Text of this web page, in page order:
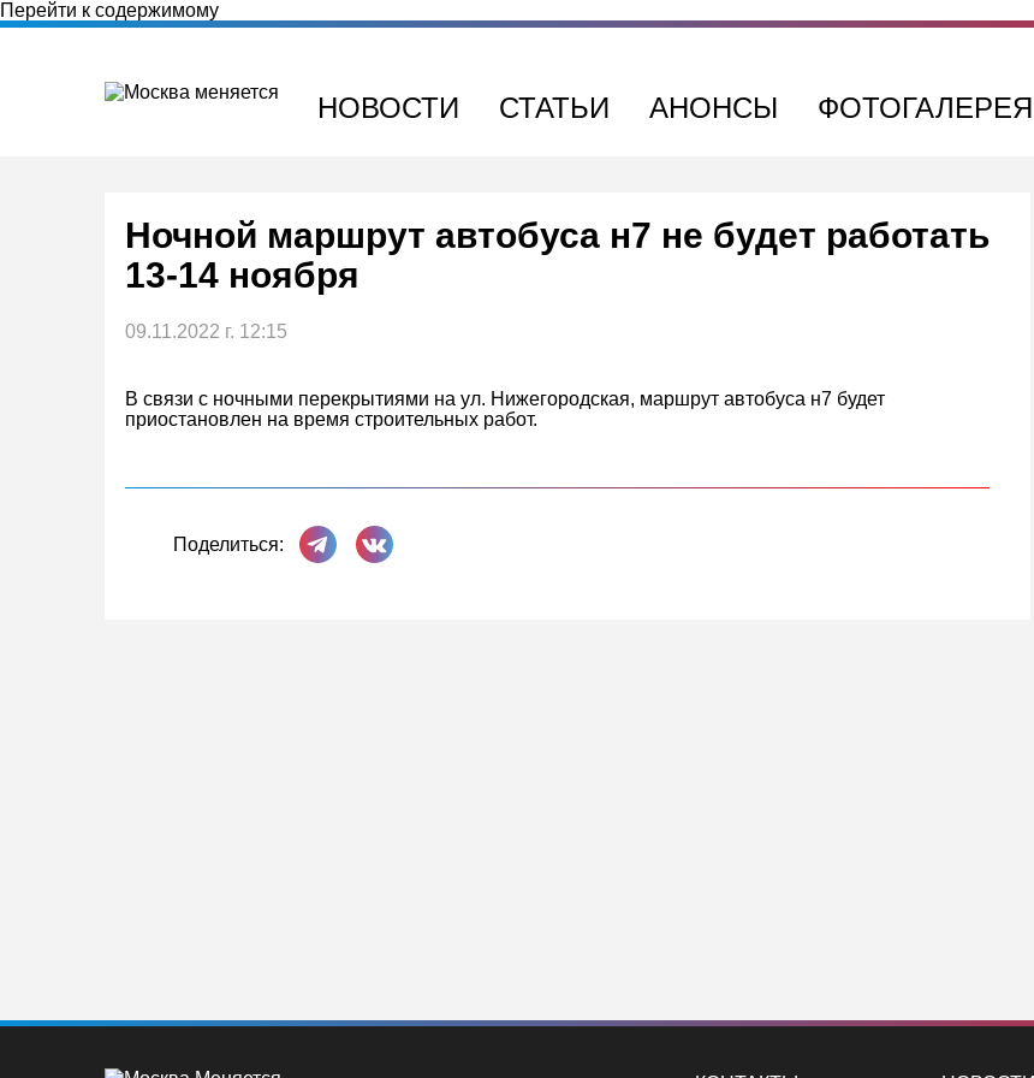
Перейти к содержимому
НОВОСТИ СТАТЬИ АНОНСЫ ФОТОГАЛЕРЕЯ
Ночной маршрут автобуса н7 не будет работать
13-14 ноября
09.11.2022 г. 12:15
В связи с ночными перекрытиями на ул. Нижегородская, маршрут автобуса н7 будет
приостановлен на время строительных работ.
Поделиться:
Поделиться в Телеграме
Поделиться ВКонтакте